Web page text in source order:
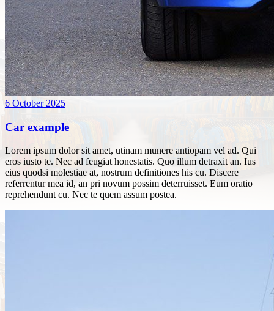
6 October 2025
Car example
Lorem ipsum dolor sit amet, utinam munere antiopam vel ad. Qui
eros iusto te. Nec ad feugiat honestatis. Quo illum detraxit an. Ius
eius quodsi molestiae at, nostrum definitiones his cu. Discere
referrentur mea id, an pri novum possim deterruisset. Eum oratio
reprehendunt cu. Nec te quem assum postea.